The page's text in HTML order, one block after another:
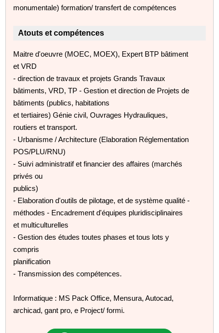
monumentale) formation/ transfert de compétences
Atouts et compétences
Maitre d'oeuvre (MOEC, MOEX), Expert BTP bâtiment
et VRD
- direction de travaux et projets Grands Travaux
bâtiments, VRD, TP - Gestion et direction de Projets de
bâtiments (publics, habitations
et tertiaires) Génie civil, Ouvrages Hydrauliques,
routiers et transport.
- Urbanisme / Architecture (Elaboration Réglementation
POS/PLU/RNU)
- Suivi administratif et financier des affaires (marchés
privés ou
publics)
- Elaboration d'outils de pilotage, et de système qualité -
méthodes - Encadrement d'équipes pluridisciplinaires
et multiculturelles
- Gestion des études toutes phases et tous lots y
compris
planification
- Transmission des compétences.
Informatique : MS Pack Office, Mensura, Autocad,
archicad, gant pro, e Project/ formi.